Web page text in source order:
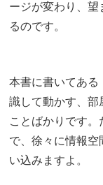
ージが変わり、望
るのです。
本書に書いてある
識して動かす、部
ことばかりです。
で、徐々に情報
い込みますよ。